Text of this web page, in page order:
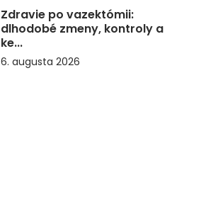
Zdravie po vazektómii:
dlhodobé zmeny, kontroly a
ke...
6. augusta 2026